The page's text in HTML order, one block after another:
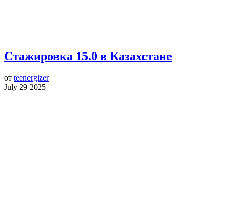
Стажировка 15.0 в Казахстане
от teenergizer
July 29 2025